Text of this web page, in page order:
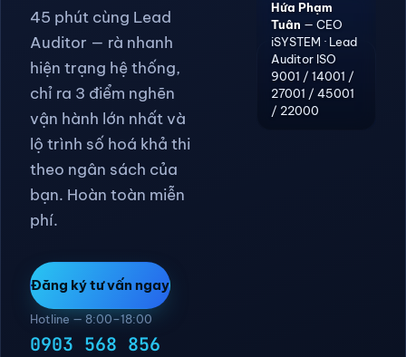
45 phút cùng Lead
Auditor — rà nhanh
hiện trạng hệ thống,
chỉ ra 3 điểm nghẽn
vận hành lớn nhất và
lộ trình số hoá khả thi
theo ngân sách của
bạn. Hoàn toàn miễn
phí.
Đăng ký tư vấn ngay
Hotline — 8:00–18:00
0903 568 856
Tuân — CEO
iSYSTEM · Lead
Auditor ISO
9001 / 14001 /
27001 / 45001
/ 22000